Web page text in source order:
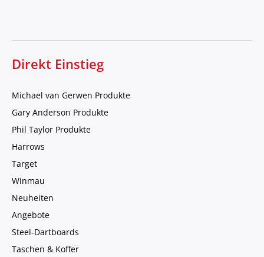
Direkt Einstieg
Michael van Gerwen Produkte
Gary Anderson Produkte
Phil Taylor Produkte
Harrows
Target
Winmau
Neuheiten
Angebote
Steel-Dartboards
Taschen & Koffer